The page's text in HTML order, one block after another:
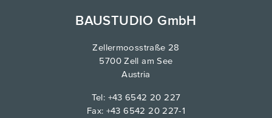
BAUSTUDIO GmbH
Zellermoosstraße 28
5700 Zell am See
Austria
Tel: +43 6542 20 227
Fax: +43 6542 20 227-1